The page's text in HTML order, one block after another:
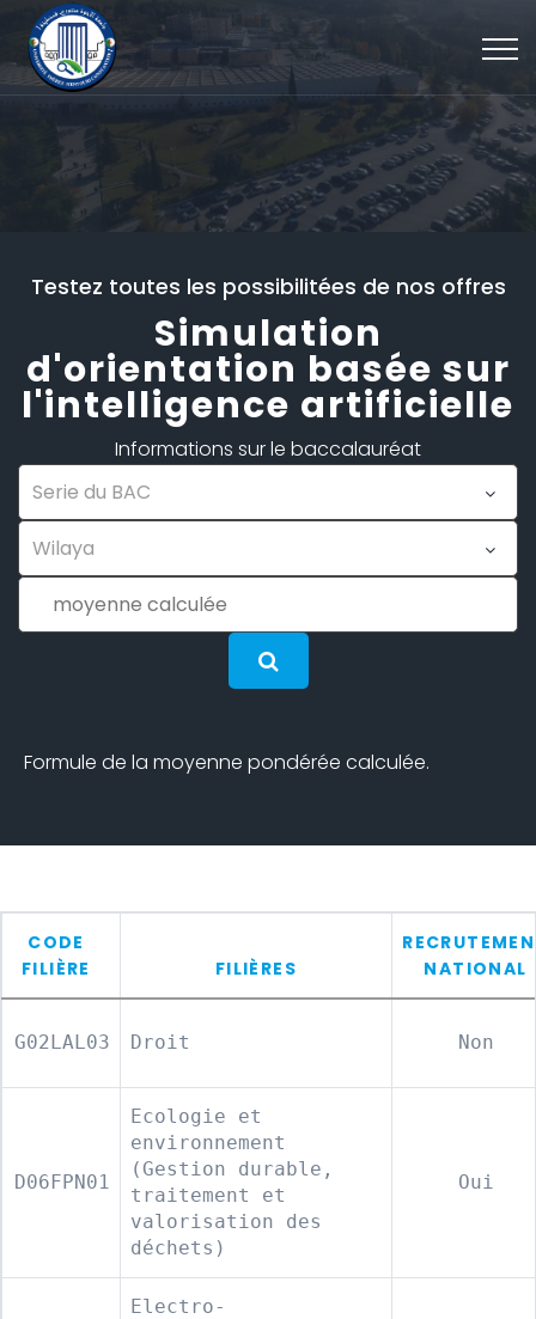
Testez toutes les possibilitées de nos offres
Simulation
d'orientation basée sur
l'intelligence artificielle
Informations sur le baccalauréat
Formule de la moyenne pondérée calculée.
CODE
FILIÈRE
FILIÈRES
NATIONAL
G02LAL03 Droit Non
D06FPN01
Ecologie et
environnement
(Gestion durable,
traitement et
valorisation des
déchets)
Oui
Electro-